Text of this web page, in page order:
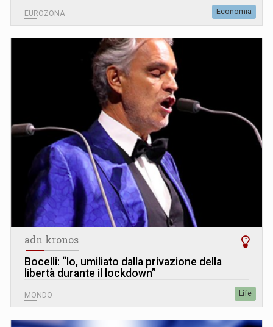
EUROZONA Economia
adn kronos
Bocelli: “Io, umiliato dalla privazione della
libertà durante il lockdown”
MONDO Life